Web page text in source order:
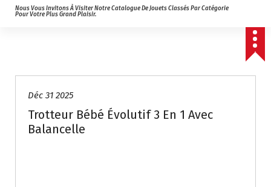
Nous Vous Invitons À Visiter Notre Catalogue De Jouets Classés Par Catégorie
Pour Votre Plus Grand Plaisir.
Déc 31 2025
Trotteur Bébé Évolutif 3 En 1 Avec
Balancelle